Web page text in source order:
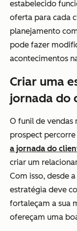
estabelecido
oferta para cada
planejamento
pode fazer
acontecimentos
Criar uma
jornada do
O funil de vendas
prospect percorre
a jornada do
criar um
Com isso, desde
estratégia deve
fortaleçam a sua
ofereçam uma